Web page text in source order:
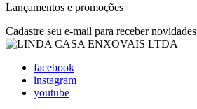
Lançamentos e promoções
Cadastre seu e-mail para receber
facebook
instagram
youtube